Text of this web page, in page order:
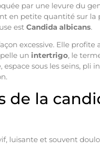
par une levure du
en petite quantité sur la
est Candida albicans.
excessive. Elle profite
un intertrigo, le
sous les seins, pli
de la
luisante et souvent